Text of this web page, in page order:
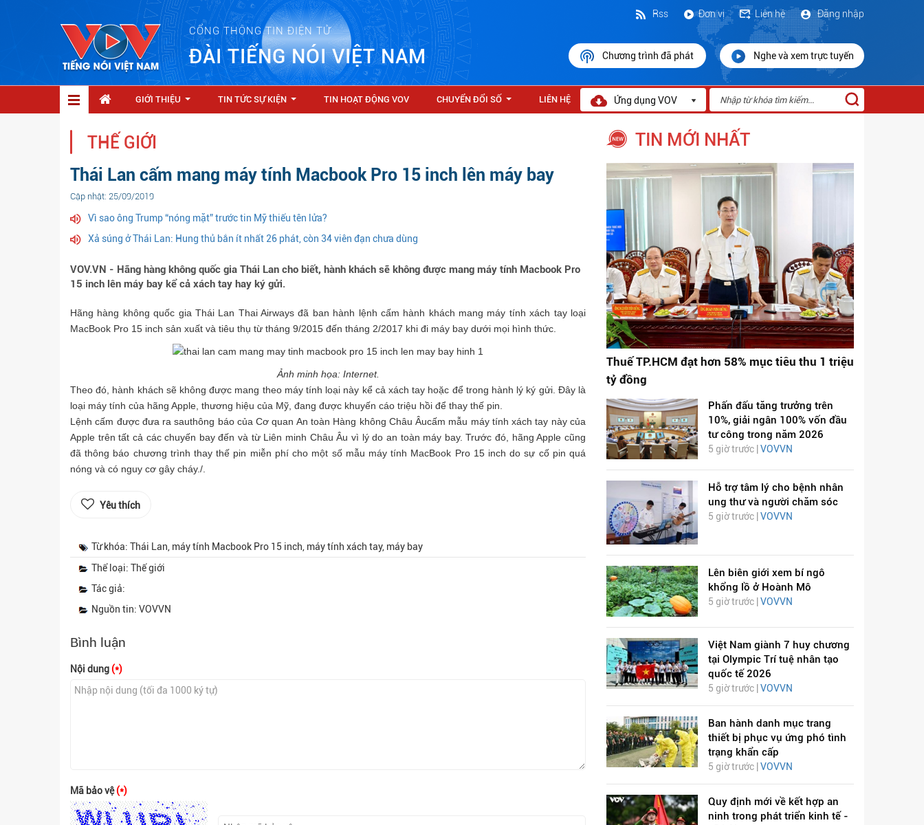
CỔNG THÔNG TIN ĐIỆN TỬ
ĐÀI TIẾNG NÓI VIỆT NAM
Đăng nhập
Liên hệ
Đơn vị
Rss
Chương trình đã phát Nghe và xem trực tuyến
GIỚI THIỆU TIN TỨC SỰ KIỆN TIN HOẠT ĐỘNG VOV CHUYỂN ĐỔI SỐ LIÊN HỆ Ứng dụng VOV
THẾ GIỚI
Thái Lan cấm mang máy tính Macbook Pro 15 inch lên máy bay
Cập nhật: 25/09/2019
Vì sao ông Trump “nóng mặt” trước tin Mỹ thiếu tên lửa?
Xả súng ở Thái Lan: Hung thủ bắn ít nhất 26 phát, còn 34 viên đạn chưa dùng
VOV.VN - Hãng hàng không quốc gia Thái Lan cho biết, hành khách sẽ không được mang máy tính Macbook Pro
15 inch lên máy bay kể cả xách tay hay ký gửi.
Hãng hàng không quốc gia Thái Lan Thai Airways đã ban hành lệnh cấm hành khách mang máy tính xách tay loại
MacBook Pro 15 inch sản xuất và tiêu thụ từ tháng 9/2015 đến tháng 2/2017 khi đi máy bay dưới mọi hình thức.
Ảnh minh họa: Internet.
Theo đó, hành khách sẽ không được mang theo máy tính loại này kể cả xách tay hoặc để trong hành lý ký gửi. Đây là
loại máy tính của hãng Apple, thương hiệu của Mỹ, đang được khuyến cáo triệu hồi để thay thế pin.
Lệnh cấm được đưa ra sauthông báo của Cơ quan An toàn Hàng không Châu Âucấm mẫu máy tính xách tay này của
Apple trên tất cả các chuyến bay đến và từ Liên minh Châu Âu vì lý do an toàn máy bay. Trước đó, hãng Apple cũng
đã thông báo chương trình thay thế pin miễn phí cho một số mẫu máy tính MacBook Pro 15 inch do sự cố pin quá
nóng và có nguy cơ gây cháy./.
Yêu thích
Từ khóa: Thái Lan, máy tính Macbook Pro 15 inch, máy tính xách tay, máy bay
Thể loại: Thế giới
Tác giả:
Nguồn tin: VOVVN
Bình luận
Nội dung (*)
Mã bảo vệ(*)
TIN MỚI NHẤT
Thuế TP.HCM đạt hơn 58% mục tiêu thu 1 triệu
tỷ đồng
Phấn đấu tăng trưởng trên
10%, giải ngân 100% vốn đầu
tư công trong năm 2026
5 giờ trước | VOVVN
Hỗ trợ tâm lý cho bệnh nhân
ung thư và người chăm sóc
5 giờ trước | VOVVN
Lên biên giới xem bí ngô
khổng lồ ở Hoành Mô
5 giờ trước | VOVVN
Việt Nam giành 7 huy chương
tại Olympic Trí tuệ nhân tạo
quốc tế 2026
5 giờ trước | VOVVN
Ban hành danh mục trang
thiết bị phục vụ ứng phó tình
trạng khẩn cấp
5 giờ trước | VOVVN
Quy định mới về kết hợp an
ninh trong phát triển kinh tế -